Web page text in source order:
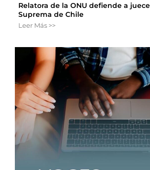
Relatora de la ONU defiende a
Suprema de Chile
Leer Más >>